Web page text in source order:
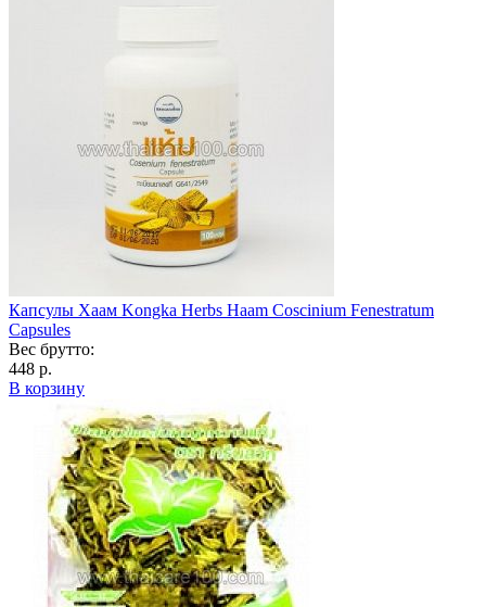
Капсулы Хаам Kongka Herbs Haam Coscinium Fenestratum
Capsules
Вес брутто:
448 р.
В корзину